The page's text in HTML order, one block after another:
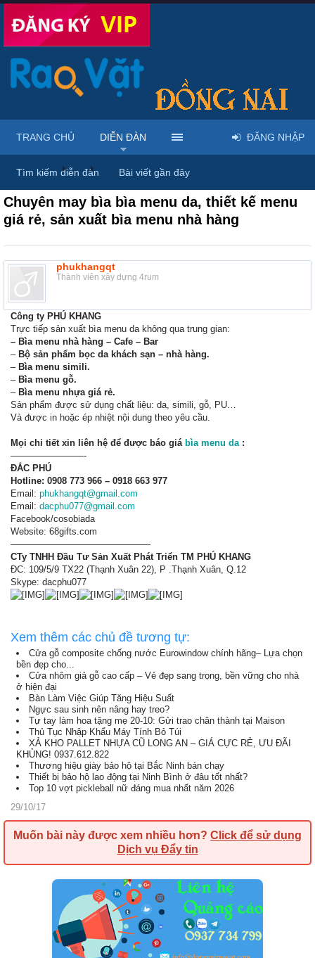
Diễn đàn ... Rao vặt tổng hợp - Uy tín - Miễn phí
Chuyên may bìa bìa menu da, thiết kế menu
giá rẻ, sản xuất bìa menu nhà hàng
phukhangqt
Thành viên xây dựng 4rum
Công ty PHÚ KHANG
Trực tiếp sản xuất bìa menu da không qua trung gian:
– Bìa menu nhà hàng – Cafe – Bar
– Bộ sản phẩm bọc da khách sạn – nhà hàng.
– Bìa menu simili.
– Bìa menu gỗ.
– Bìa menu nhựa giá rẻ.
Sản phẩm được sử dụng chất liệu: da, simili, gỗ, PU…
Và được in hoặc ép nhiệt nội dung theo yêu cầu.
Mọi chi tiết xin liên hệ để được báo giá bìa menu da:
————————-
ĐẮC PHÚ
Hotline: 0908 773 966 – 0918 663 977
Email: phukhangqt@gmail.com
Email: dacphu077@gmail.com
Facebook/cosobiada
Website: 68gifts.com
———————————————-
CTy TNHH Đầu Tư Sản Xuất Phát Triển TM PHÚ KHANG
ĐC: 109/5/9 TX22 (Thạnh Xuân 22), P .Thạnh Xuân, Q.12
Skype: dacphu077
Xem thêm các chủ đề tương tự:
Cửa gỗ composite chống nước Eurowindow chính hãng– Lựa chọn
bền đẹp cho...
Cửa nhôm giả gỗ cao cấp – Vẻ đẹp sang trọng, bền vững cho nhà
ở hiện đại
Bàn Làm Việc Giúp Tăng Hiệu Suất
Ngực sau sinh nên nâng hay treo?
Tự tay làm hoa tặng mẹ 20-10: Gửi trao chân thành tại Maison
Thủ Tục Nhập Khẩu Máy Tính Bỏ Túi
XẢ KHO PALLET NHỰA CŨ LONG AN – GIÁ CỰC RẺ, ƯU ĐÃI
KHỦNG! 0937.612.822
Thương hiệu giày bảo hộ tại Bắc Ninh bán chạy
Thiết bị bảo hộ lao động tại Ninh Bình ở đâu tốt nhất?
Top 10 vợt pickleball nữ đáng mua nhất năm 2026
29/10/17
Muốn bài này được xem nhiều hơn? Click để sử dụng
Dịch vụ Đẩy tin
TRANG CHỦ DIỄN ĐÀN
Tìm kiếm diễn đàn Bài viết gần đây
ĐĂNG NHẬP